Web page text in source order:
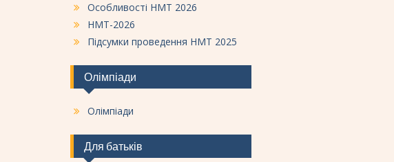
Особливості НМТ 2026
НМТ-2026
Підсумки проведення НМТ 2025
Олімпіади
Олімпіади
Для батьків